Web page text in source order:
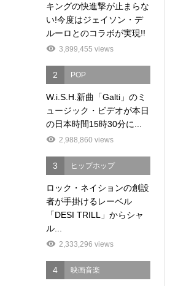
キングの快進撃が止まらな
い!今度はジェイソン・デ
ルーロとのコラボが実現!!
3,899,455 views
2 POP
W.i.S.H.新曲「Galti」のミ
ュージック・ビデオが本日
の日本時間15時30分に...
2,988,860 views
3 ヒップホップ
ロック・ネイションの創設
者が手掛けるレーベル
「DESI TRILL」からシャ
ル...
2,333,296 views
4 映画音楽